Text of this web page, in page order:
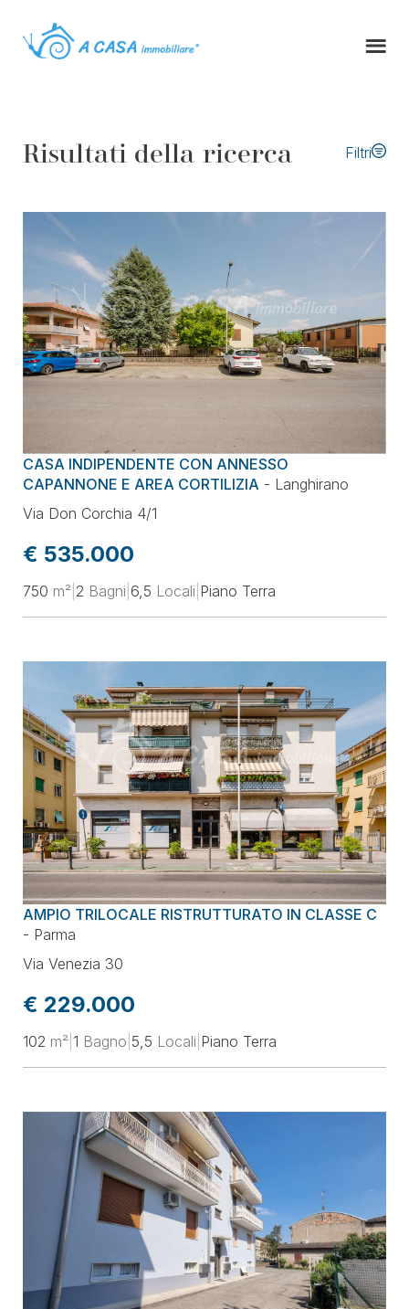
Risultati della ricerca Filtri
Tipo di contratto
Tipologia immobile
Comune
Prezzo
Superficie
Classe energetica
Ordina per
Aggiorna la selezione
CASA INDIPENDENTE CON ANNESSO
CAPANNONE E AREA CORTILIZIA - Langhirano
Via Don Corchia 4/1
€ 535.000
750 m² 2 Bagni 6,5 Locali Piano Terra
AMPIO TRILOCALE RISTRUTTURATO IN CLASSE C
- Parma
Via Venezia 30
€ 229.000
102 m² 1 Bagno 5,5 Locali Piano Terra